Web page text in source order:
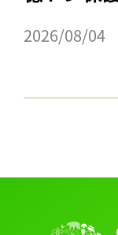
2026/08/04